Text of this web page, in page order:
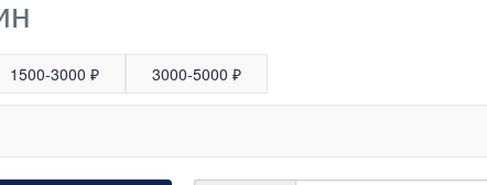
1500-3000 ₽ 3000-5000 ₽